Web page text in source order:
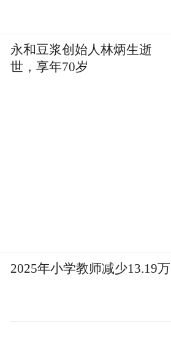
永和豆浆创始人林炳生逝
世，享年70岁
2025年小学教师减少13.19万